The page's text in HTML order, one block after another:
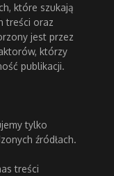
które szukają
treści oraz
jest przez
którzy
publikacji.
tylko
źródłach.
treści